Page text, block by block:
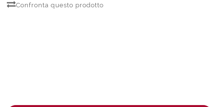
Confronta questo prodotto